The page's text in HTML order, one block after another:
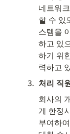
네트워
할 수 있
스템을
하고 있
하기 위
력하고
3. 처리 직
회사의
게 한정
부여하